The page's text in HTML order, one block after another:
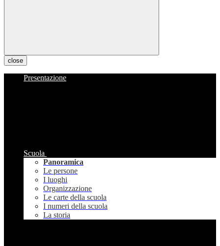
close
Presentazione
Scuola
Panoramica
Le persone
I luoghi
Organizzazione
Le carte della scuola
I numeri della scuola
La storia